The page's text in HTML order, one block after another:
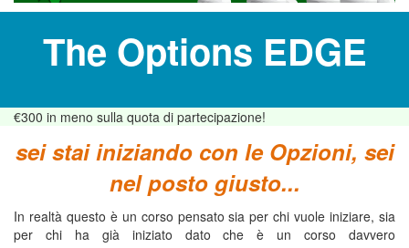
The Options EDGE
€300 in meno sulla quota di partecipazione!
sei stai iniziando con le Opzioni, sei
nel posto giusto...
In realtà questo è un corso pensato sia per chi vuole iniziare, sia
per chi ha già iniziato dato che è un corso davvero